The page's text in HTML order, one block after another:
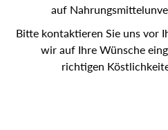
auf
Bitte kontaktieren Sie uns vor
wir auf Ihre Wünsche
richtigen